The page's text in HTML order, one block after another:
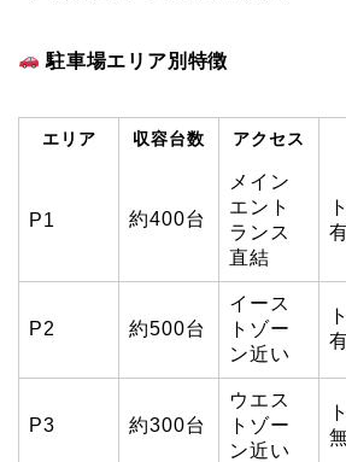
駐車場エリア別特徴
エリア 収容台数 アクセス
P1 約400台
メイン
エント
ランス
直結
P2 約500台
イース
トゾー
ン近い
P3 約300台
ウエス
トゾー
ン近い